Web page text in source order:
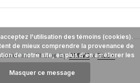
- Theme ByDMWSxPlus+
l'utilisation des témoins (cookies).
de mieux comprendre la provenance de
de notre site, en plus d'en améliorer les
Masquer ce message